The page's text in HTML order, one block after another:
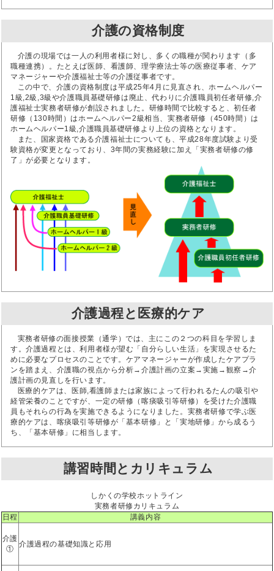
介護の資格制度
介護の現場では一人の利用者様に対し、多くの職種が関わります（多
職種連携）。たとえば医師、看護師、理学療法士等の医療従事者、ケア
マネージャーや介護福祉士等の介護従事者です。
この中で、介護の資格制度は平成25年4月に見直され、ホームヘルパー
1級,2級,3級や介護職員基礎研修は廃止、代わりに介護職員初任者研修,介
護福祉士実務者研修が創設されました。研修時間で比較すると、初任者
研修（130時間）はホームヘルパー2級相当、実務者研修（450時間）は
ホームヘルパー1級,介護職員基礎研修より上位の資格となります。
また、国家資格である介護福祉士についても、平成28年度試験より受
験資格が変更となっており、3年間の実務経験に加え「実務者研修の修
了」が必要となります。
介護過程と医療的ケア
実務者研修の面接授業（通学）では、主にこの２つの科目を学習しま
す。介護過程とは、利用者様が望む「自分らしい生活」を実現させるた
めに必要なプロセスのことです。ケアマネージャーが作成したケアプラ
ンを踏まえ、介護職の視点から分析→介護計画の立案→実施→観察→介
護計画の見直しを行います。
医療的ケアは、医師,看護師または家族によって行われるたんの吸引や
経管栄養のことですが、一定の研修（喀痰吸引等研修）を受けた介護職
員もそれらの行為を実施できるようになりました。実務者研修で学ぶ医
療的ケアは、喀痰吸引等研修が「基本研修」と「実地研修」から成るう
ち、「基本研修」に相当します。
講習時間とカリキュラム
しかくの学校ホットライン
実務者研修カリキュラム
日程
講義内容
介護
①
介護過程の基礎知識と応用